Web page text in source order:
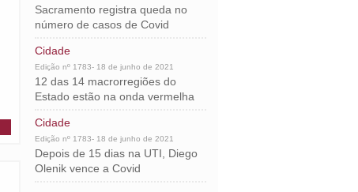
Sacramento registra queda no
número de casos de Covid
Cidade
Edição nº 1783- 18 de junho de 2021
12 das 14 macrorregiões do
Estado estão na onda vermelha
Cidade
Edição nº 1783- 18 de junho de 2021
Depois de 15 dias na UTI, Diego
Olenik vence a Covid